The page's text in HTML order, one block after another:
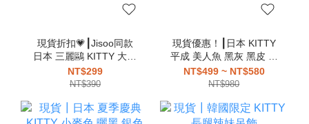
現貨折扣💗┃Jisoo同款
日本 三麗鷗 KITTY 大耳
狗 酷洛米 花小兔 美樂蒂
大眼蛙 布丁狗 帕恰狗 漢
NT$299
NT$390
現貨優惠！┃日本 KITTY
平成 美人魚 黑灰 黑皮 曬
黑 公主 蔡依林同款 吊飾
NT$499 ~ NT$580
NT$980